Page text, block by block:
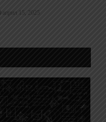
април 15, 2025